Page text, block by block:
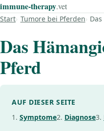
immune‑therapy.vet
Start Tumore bei Pferden
Das
Pferd
AUF DIESER SEITE
Symptome
Diagnose